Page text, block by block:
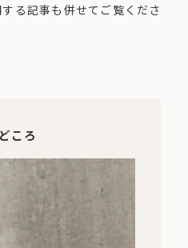
る記事も併せてご覧くださ
ころ